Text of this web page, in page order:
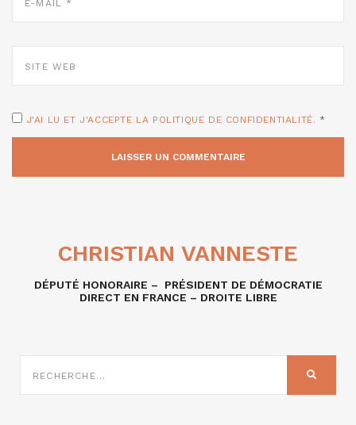
WEB
J'AI LU ET J'ACCEPTE LA POLITIQUE DE CONFIDENTIALITÉ. *
CHRISTIAN VANNESTE
DÉPUTÉ HONORAIRE – PRÉSIDENT DE DÉMOCRATIE
DIRECT EN FRANCE – DROITE LIBRE
SUR